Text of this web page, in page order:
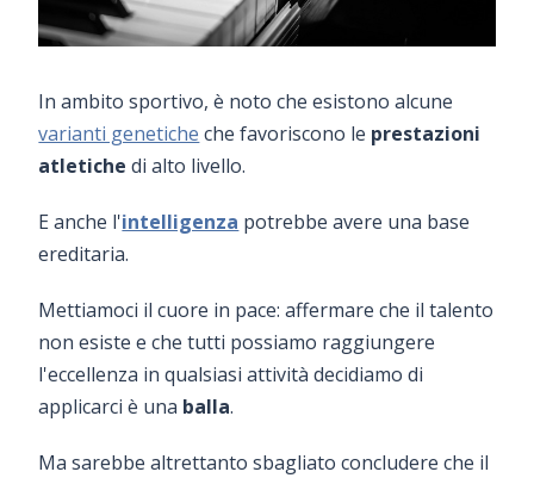
In ambito sportivo, è noto che esistono alcune
varianti genetiche che favoriscono le prestazioni
atletiche di alto livello.
E anche l'intelligenza potrebbe avere una base
ereditaria.
Mettiamoci il cuore in pace: affermare che il talento
non esiste e che tutti possiamo raggiungere
l'eccellenza in qualsiasi attività decidiamo di
applicarci è una balla.
Ma sarebbe altrettanto sbagliato concludere che il